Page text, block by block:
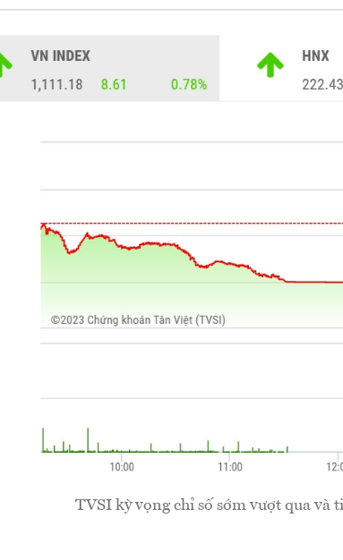
TVSI kỳ vọng chỉ số sớm vượt qua và